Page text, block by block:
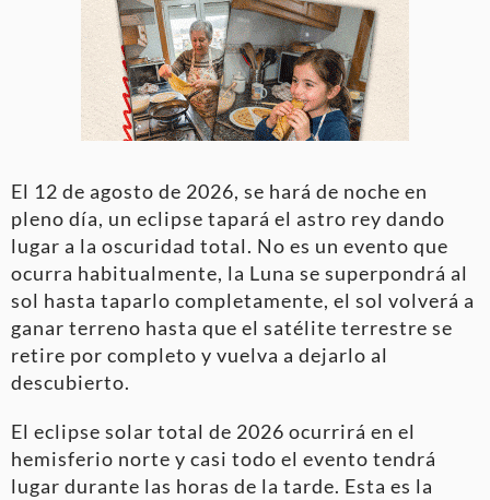
El 12 de agosto de 2026, se hará de noche en
pleno día, un eclipse tapará el astro rey dando
lugar a la oscuridad total. No es un evento que
ocurra habitualmente, la Luna se superpondrá al
sol hasta taparlo completamente, el sol volverá a
ganar terreno hasta que el satélite terrestre se
retire por completo y vuelva a dejarlo al
descubierto.
El eclipse solar total de 2026 ocurrirá en el
hemisferio norte y casi todo el evento tendrá
lugar durante las horas de la tarde. Esta es la